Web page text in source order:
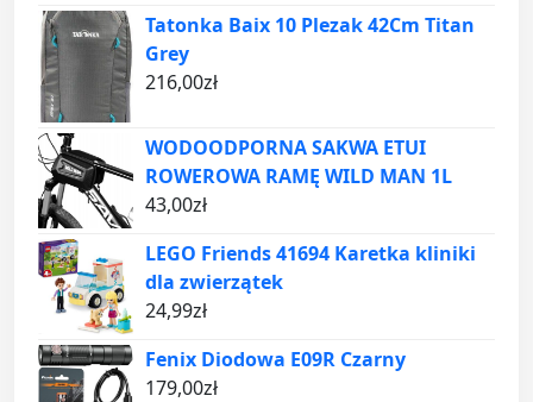
Tatonka Baix 10 Plezak 42Cm Titan
Grey
216,00zł
WODOODPORNA SAKWA ETUI
ROWEROWA RAMĘ WILD MAN 1L
43,00zł
LEGO Friends 41694 Karetka kliniki
dla zwierzątek
24,99zł
Fenix Diodowa E09R Czarny
179,00zł